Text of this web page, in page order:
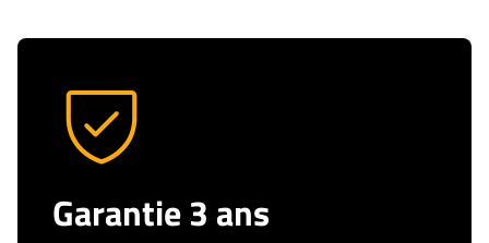
Garantie 3 ans